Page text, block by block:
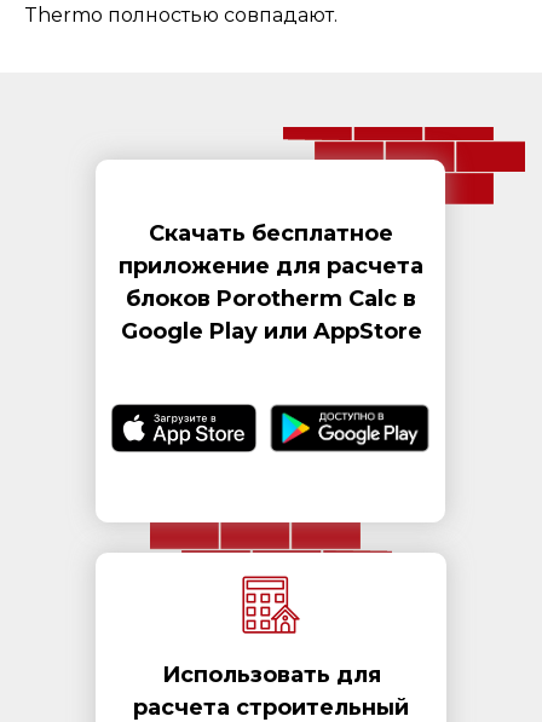
Thermo полностью совпадают.
Скачать бесплатное
приложение для расчета
блоков Porotherm Calc в
Google Play или AppStore
Использовать для
расчета строительный